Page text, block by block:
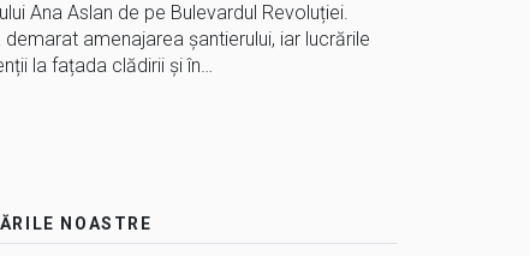
Ana Aslan de pe Bulevardul Revoluției.
amenajarea șantierului, iar lucrările
la fațada clădirii și în…
NOASTRE